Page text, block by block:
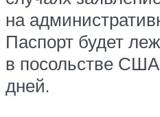
на
Паспорт будет
в посольстве
дней.